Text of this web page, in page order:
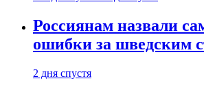
Россиянам назвали
ошибки за шведским
2 дня спустя